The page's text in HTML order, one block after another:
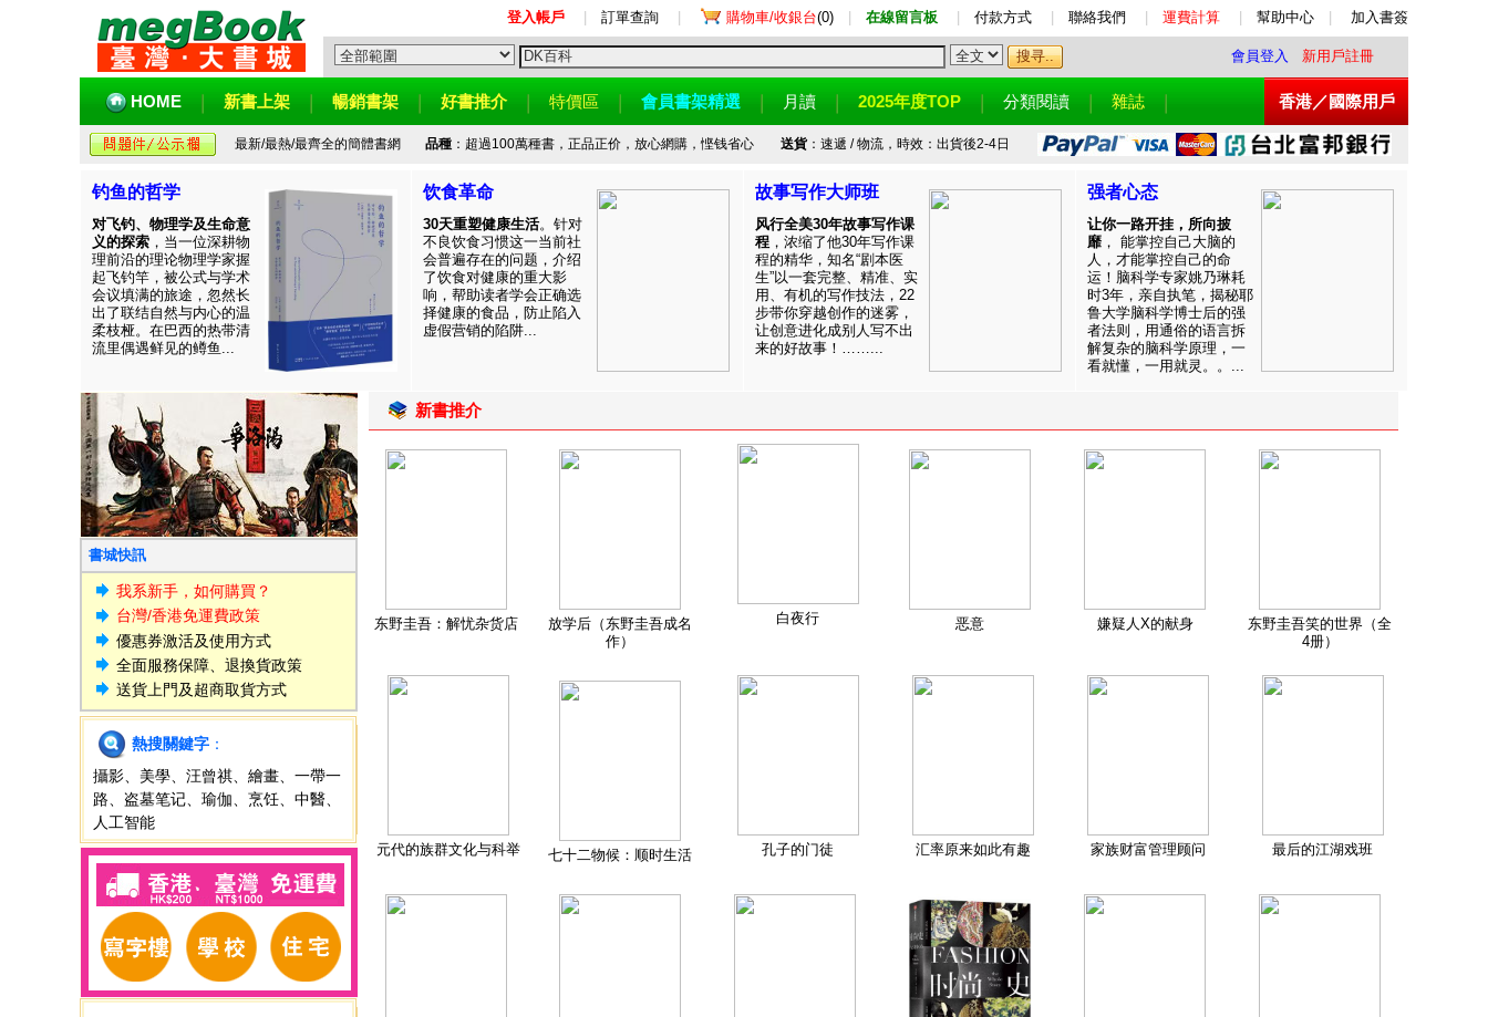
登入帳戶 訂單查詢 購物車/收銀台(0) 在線留言板 付款方式 聯絡我們 運費計算 幫助中心 加入書簽
會員登入 新用戶註冊
HOME 新書上架 暢銷書架 好書推介 特價區 會員書架精選 月讀 2025年度TOP 分類閱讀 雜誌 香港／國際用戶
最新/最熱/最齊全的簡體書網 品種：超過100萬種書，正品正价，放心網購，悭钱省心 送貨：速遞 / 物流，時效：出貨後2-4日
钓鱼的哲学
对飞钓、物理学及生命意
义的探索 ，当一位深耕物
理前沿的理论物理学家握
起飞钓竿，被公式与学术
会议填满的旅途，忽然长
出了联结自然与内心的温
柔枝桠。在巴西的热带清
流里偶遇鲜见的鳟鱼...
饮食革命
30天重塑健康生活。针对
不良饮食习惯这一当前社
会普遍存在的问题，介绍
了饮食对健康的重大影
响，帮助读者学会正确选
择健康的食品，防止陷入
虚假营销的陷阱...
故事写作大师班
风行全美30年故事写作课
程 ，浓缩了他30年写作课
程的精华，知名“剧本医
生”以一套完整、精准、实
用、有机的写作技法，22
步带你穿越创作的迷雾，
让创意进化成别人写不出
来的好故事！……...
强者心态
让你一路开挂，所向披
靡 ， 能掌控自己大脑的
人，才能掌控自己的命
运！脑科学专家姚乃琳耗
时3年，亲自执笔，揭秘耶
鲁大学脑科学博士后的强
者法则，用通俗的语言拆
解复杂的脑科学原理，一
看就懂，一用就灵。。...
書城快訊
我系新手，如何購買？
台灣/香港免運費政策
優惠券激活及使用方式
全面服務保障、退換貨政策
送貨上門及超商取貨方式
熱搜關鍵字 ：
攝影
美學 汪曾祺 繪畫
一帶一
路
盗墓笔记 瑜伽 烹饪 中醫
人工智能
新書推介
东野圭吾：解忧杂货店
放学后（东野圭吾成名
作）
白夜行 恶意 嫌疑人X的献身
东野圭吾笑的世界（全
4册）
元代的族群文化与科举 七十二物候：顺时生活 孔子的门徒 汇率原来如此有趣 家族财富管理顾问 最后的江湖戏班